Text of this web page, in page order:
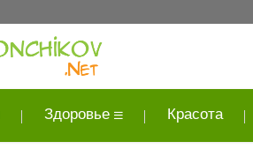
Здоровье Красота